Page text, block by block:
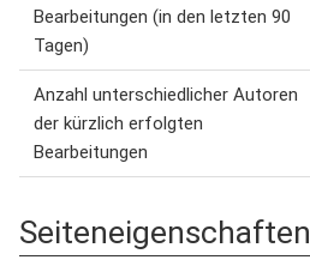
Bearbeitungen (in den letzten 90
Tagen)
Anzahl unterschiedlicher Autoren
der kürzlich erfolgten
Bearbeitungen
Seiteneigenschaften